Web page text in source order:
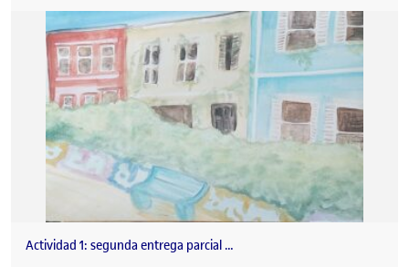
Actividad 1: segunda entrega parcial …